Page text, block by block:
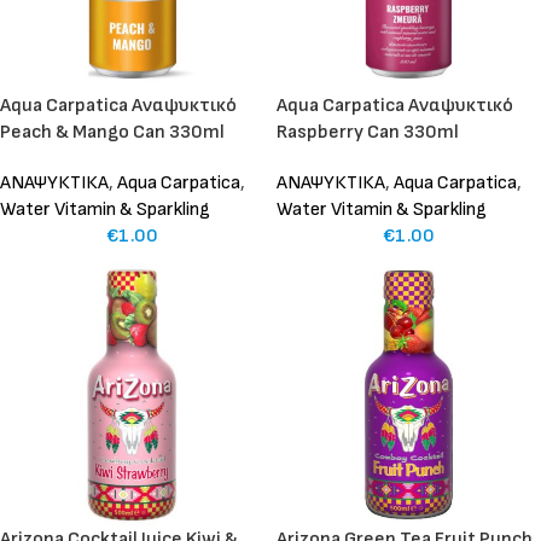
Aqua Carpatica Αναψυκτικό
Peach & Mango Can 330ml
ΑΝΑΨΥΚΤΙΚΑ, Aqua Carpatica,
Water Vitamin & Sparkling
€1.00
Aqua Carpatica Αναψυκτικό
Raspberry Can 330ml
ΑΝΑΨΥΚΤΙΚΑ, Aqua Carpatica,
Water Vitamin & Sparkling
€1.00